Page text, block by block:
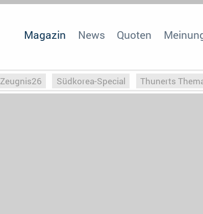
Magazin News Quoten
Zeugnis26 Südkorea-Special Thunerts